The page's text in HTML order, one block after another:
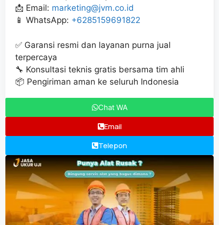
📩 Email: marketing@jvm.co.id
📱 WhatsApp: +6285159691822
✅ Garansi resmi dan layanan purna jual
terpercaya
🔧 Konsultasi teknis gratis bersama tim ahli
📦 Pengiriman aman ke seluruh Indonesia
Chat WA
Email
Telepon